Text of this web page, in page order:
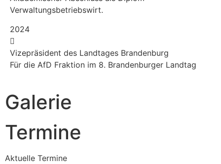
Verwaltungsbetriebswirt.
2024
Vizepräsident des Landtages Brandenburg
Für die AfD Fraktion im 8. Brandenburger Landtag
Galerie
Termine
Aktuelle Termine